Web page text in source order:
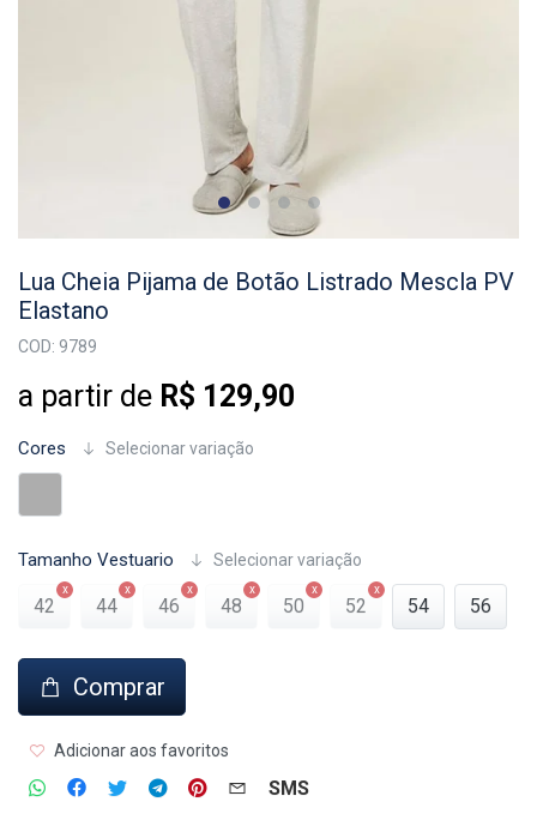
Lua Cheia Pijama de Botão Listrado Mescla PV
Elastano
COD: 9789
a partir de R$ 129,90
Cores Selecionar variação
Tamanho Vestuario Selecionar variação
42 44 46 48 50 52 54 56
Comprar
Adicionar aos favoritos
SMS